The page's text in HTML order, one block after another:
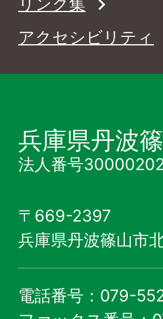
リンク集
アクセシビリティ
兵庫県丹波
法人番号
〒669-2397
兵庫県丹波篠山市
電話番号：079-